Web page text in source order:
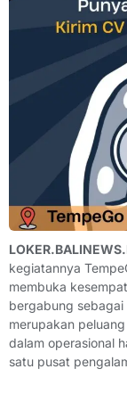
kegiatannya
membuka
bergabung sebagai
merupakan
dalam operasional
satu pusat